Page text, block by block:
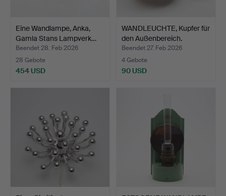
Eine Wandlampe, Anka,
Gamla Stans Lampverk…
Beendet 28. Feb 2026
28 Gebote
454 USD
WANDLEUCHTE, Kupfer für
den Außenbereich.
Beendet 27. Feb 2026
4 Gebote
90 USD